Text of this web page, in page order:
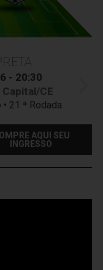
- 20:30
CE
• 21 ª Rodada
AQUI SEU
INGRESSO